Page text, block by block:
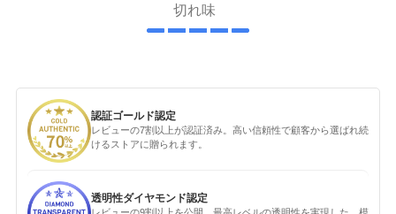
切れ味
認証ゴールド認定
レビューの7割以上が認証済み。高い信頼性で顧客から選ばれ続
けるストアに贈られます。
透明性ダイヤモンド認定